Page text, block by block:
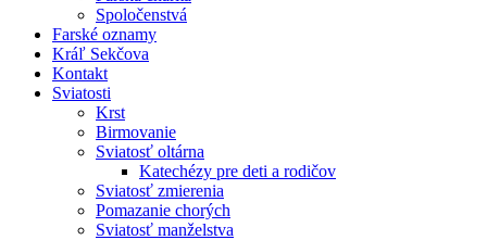
Spoločenstvá
Farské oznamy
Kráľ Sekčova
Kontakt
Sviatosti
Krst
Birmovanie
Sviatosť oltárna
Katechézy pre deti a rodičov
Sviatosť zmierenia
Pomazanie chorých
Sviatosť manželstva